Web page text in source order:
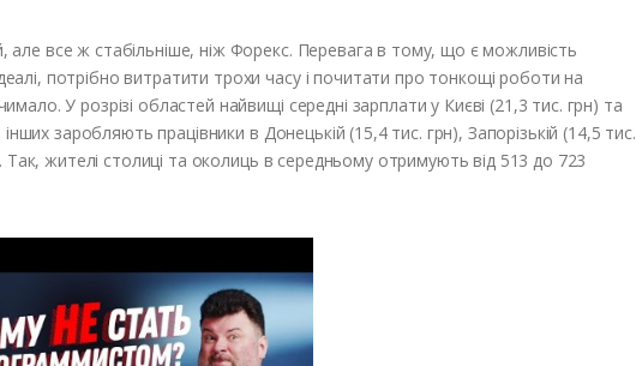
але все ж стабільніше, ніж Форекс. Перевага в тому, що є можливість
потрібно витратити трохи часу і почитати про тонкощі роботи на
У розрізі областей найвищі середні зарплати у Києві (21,3 тис. грн) та
заробляють працівники в Донецькій (15,4 тис. грн), Запорізькій (14,5 тис.
Так, жителі столиці та околиць в середньому отримують від 513 до 723